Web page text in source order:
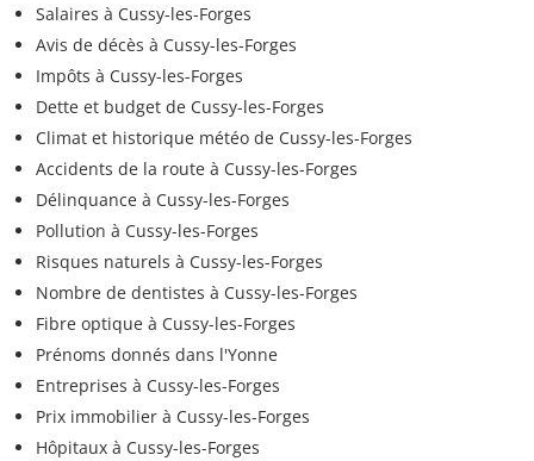
Salaires à Cussy-les-Forges
Avis de décès à Cussy-les-Forges
Impôts à Cussy-les-Forges
Dette et budget de Cussy-les-Forges
Climat et historique météo de Cussy-les-Forges
Accidents de la route à Cussy-les-Forges
Délinquance à Cussy-les-Forges
Pollution à Cussy-les-Forges
Risques naturels à Cussy-les-Forges
Nombre de dentistes à Cussy-les-Forges
Fibre optique à Cussy-les-Forges
Prénoms donnés dans l'Yonne
Entreprises à Cussy-les-Forges
Prix immobilier à Cussy-les-Forges
Hôpitaux à Cussy-les-Forges